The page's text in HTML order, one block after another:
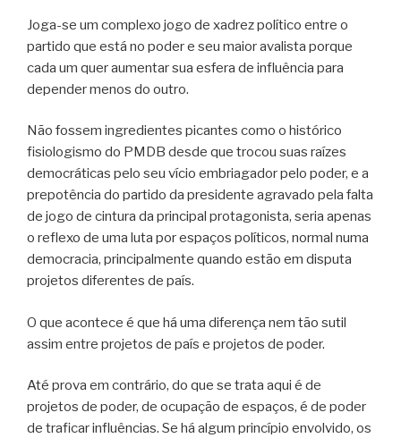
Joga-se um complexo jogo de xadrez político entre o
partido que está no poder e seu maior avalista porque
cada um quer aumentar sua esfera de influência para
depender menos do outro.
Não fossem ingredientes picantes como o histórico
fisiologismo do PMDB desde que trocou suas raízes
democráticas pelo seu vício embriagador pelo poder, e a
prepotência do partido da presidente agravado pela falta
de jogo de cintura da principal protagonista, seria apenas
o reflexo de uma luta por espaços políticos, normal numa
democracia, principalmente quando estão em disputa
projetos diferentes de país.
O que acontece é que há uma diferença nem tão sutil
assim entre projetos de país e projetos de poder.
Até prova em contrário, do que se trata aqui é de
projetos de poder, de ocupação de espaços, é de poder
de traficar influências. Se há algum princípio envolvido, os